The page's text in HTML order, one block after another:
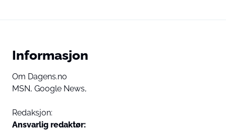
Informasjon
Om Dagens.no
MSN, Google News,
Redaksjon:
Ansvarlig redaktør: